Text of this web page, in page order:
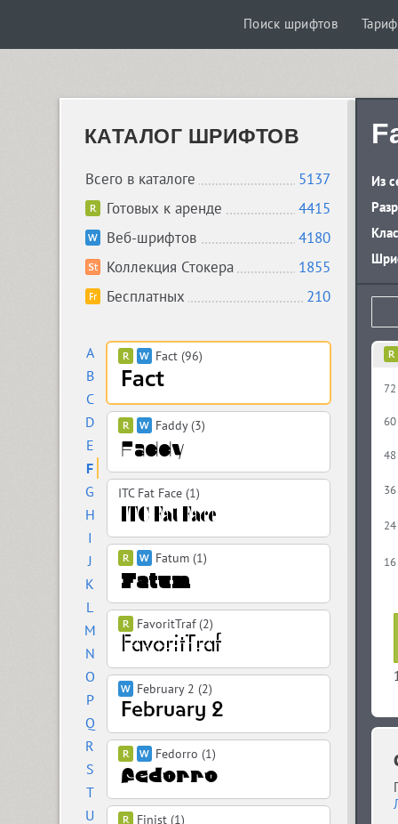
Поиск шрифтов
КАТАЛОГ ШРИФТОВ
Всего в каталоге
5137
Готовых к аренде
4415
Веб-шрифтов
4180
Коллекция Стокера
1855
Бесплатных
210
A
B
C
D
E
F
G
H
I
J
K
L
M
N
O
P
Q
R
S
T
U
Fact (96)
Faddy (3)
ITC Fat Face (1)
Fatum (1)
FavoritTraf (2)
February 2 (2)
Fedorro (1)
Finist (1)
Из